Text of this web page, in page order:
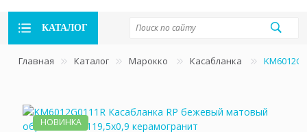
КАТАЛОГ
Главная Каталог Марокко Касабланка
НОВИНКА